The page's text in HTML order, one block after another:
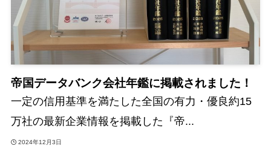
帝国データバンク会社年鑑に掲載されました！
一定の信用基準を満たした全国の有力・優良約15
万社の最新企業情報を掲載した『帝...
2024年12月3日